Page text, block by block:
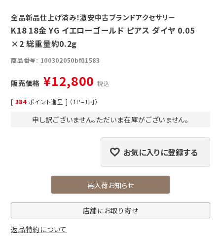
全品新品仕上げ済み！激安中古ブランドアクセサリー
K18 18金 YG イエローゴールド ピアス ダイヤ 0.05
×2 総重量約0.2g
商品番号 100302050bf01583
販売価格 ¥12,800 税込
[ 384 ポイント進呈 ] （1P=1円）
申し訳ございません。ただいま在庫がございません。
お気に入りに登録する
再入荷お知らせ
店舗にお取り寄せ
返品特約について